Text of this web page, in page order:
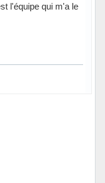
l'équipe qui m'a le